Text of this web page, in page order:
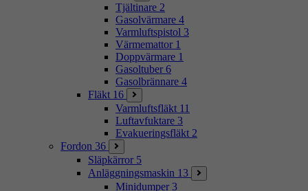
Tjältinare 2
Gasolvärmare 4
Varmluftspistol 3
Värmemattor 1
Doppvärmare 1
Gasoltuber 6
Gasolbrännare 4
Fläkt 16
Varmluftsfläkt 11
Luftavfuktare 3
Evakueringsfläkt 2
Fordon 36
Släpkärror 5
Anläggningsmaskin 13
Minidumper 3